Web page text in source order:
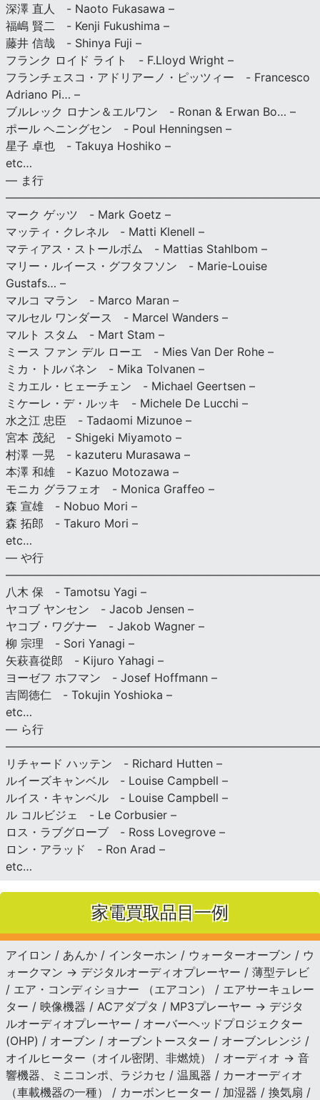
深澤 直人 - Naoto Fukasawa –
福嶋 賢二 - Kenji Fukushima –
藤井 信哉 - Shinya Fuji –
フランク ロイド ライト - F.Lloyd Wright –
フランチェスコ・アドリアーノ・ピッツィー - Francesco
Adriano Pi… –
ブルレック ロナン＆エルワン - Ronan & Erwan Bo… –
ポール ヘニングセン - Poul Henningsen –
星子 卓也 - Takuya Hoshiko –
etc…
— ま行
マーク ゲッツ - Mark Goetz –
マッティ・クレネル - Matti Klenell –
マティアス・ストールボム - Mattias Stahlbom –
マリー・ルイース・グフタフソン - Marie-Louise
Gustafs… –
マルコ マラン - Marco Maran –
マルセル ワンダース - Marcel Wanders –
マルト スタム - Mart Stam –
ミース ファン デル ローエ - Mies Van Der Rohe –
ミカ・トルバネン - Mika Tolvanen –
ミカエル・ヒェーチェン - Michael Geertsen –
ミケーレ・デ・ルッキ - Michele De Lucchi –
水之江 忠臣 - Tadaomi Mizunoe –
宮本 茂紀 - Shigeki Miyamoto –
村澤 一晃 - kazuteru Murasawa –
本澤 和雄 - Kazuo Motozawa –
モニカ グラフェオ - Monica Graffeo –
森 宣雄 - Nobuo Mori –
森 拓郎 - Takuro Mori –
etc…
— や行
八木 保 - Tamotsu Yagi –
ヤコブ ヤンセン - Jacob Jensen –
ヤコブ・ワグナー - Jakob Wagner –
柳 宗理 - Sori Yanagi –
矢萩喜從郎 - Kijuro Yahagi –
ヨーゼフ ホフマン - Josef Hoffmann –
吉岡徳仁 - Tokujin Yoshioka –
etc…
— ら行
リチャード ハッテン - Richard Hutten –
ルイーズキャンベル - Louise Campbell –
ルイス・キャンベル - Louise Campbell –
ル コルビジェ - Le Corbusier –
ロス・ラブグローブ - Ross Lovegrove –
ロン・アラッド - Ron Arad –
etc…
家電買取品目一例
アイロン / あんか / インターホン / ウォーターオーブン / ウ
ォークマン → デジタルオーディオプレーヤー / 薄型テレビ
/ エア・コンディショナー （エアコン） / エアサーキュレー
ター / 映像機器 / ACアダプタ / MP3プレーヤー → デジタ
ルオーディオプレーヤー / オーバーヘッドプロジェクター
(OHP) / オーブン / オーブントースター / オーブンレンジ /
オイルヒーター（オイル密閉、非燃焼） / オーディオ → 音
響機器、ミニコンポ、ラジカセ / 温風器 / カーオーディオ
（車載機器の一種） / カーボンヒーター / 加湿器 / 換気扇 /